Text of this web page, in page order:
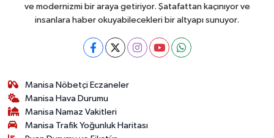
ve modernizmi bir araya getiriyor. Şatafattan kaçınıyor ve
insanlara haber okuyabilecekleri bir altyapı sunuyor.
Manisa Nöbetçi Eczaneler
Manisa Hava Durumu
Manisa Namaz Vakitleri
Manisa Trafik Yoğunluk Haritası